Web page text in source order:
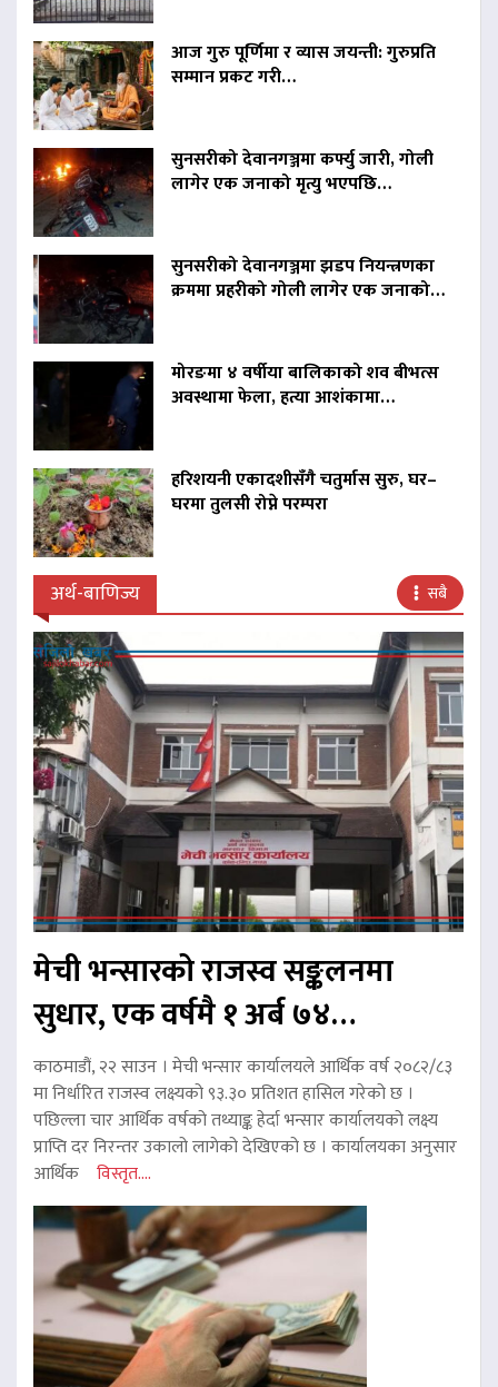
आज गुरु पूर्णिमा र व्यास जयन्ती: गुरुप्रति
सम्मान प्रकट गरी…
सुनसरीको देवानगञ्जमा कर्फ्यु जारी, गोली
लागेर एक जनाको मृत्यु भएपछि…
सुनसरीको देवानगञ्जमा झडप नियन्त्रणका
क्रममा प्रहरीको गोली लागेर एक जनाको…
मोरङमा ४ वर्षीया बालिकाको शव बीभत्स
अवस्थामा फेला, हत्या आशंकामा…
हरिशयनी एकादशीसँगै चतुर्मास सुरु, घर–
घरमा तुलसी रोप्ने परम्परा
अर्थ-बाणिज्य सबै
मेची भन्सारको राजस्व सङ्कलनमा
सुधार, एक वर्षमै १ अर्ब ७४…
काठमाडौं, २२ साउन । मेची भन्सार कार्यालयले आर्थिक वर्ष २०८२/८३
मा निर्धारित राजस्व लक्ष्यको ९३.३० प्रतिशत हासिल गरेको छ ।
पछिल्ला चार आर्थिक वर्षको तथ्याङ्क हेर्दा भन्सार कार्यालयको लक्ष्य
प्राप्ति दर निरन्तर उकालो लागेको देखिएको छ । कार्यालयका अनुसार
आर्थिक विस्तृत....